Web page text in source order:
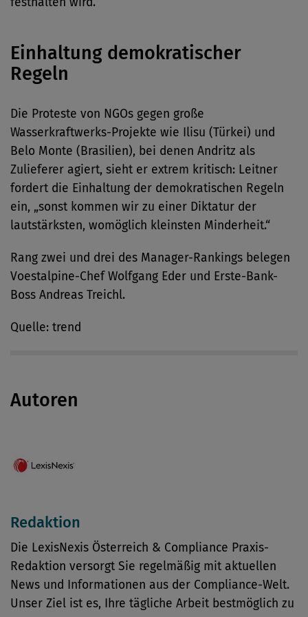
Einhaltung demokratischer
Regeln
Die Proteste von NGOs gegen große
Wasserkraftwerks-Projekte wie Ilisu (Türkei) und
Belo Monte (Brasilien), bei denen Andritz als
Zulieferer agiert, sieht er extrem kritisch: Leitner
fordert die Einhaltung der demokratischen Regeln
ein, „sonst kommen wir zu einer Diktatur der
lautstärksten, womöglich kleinsten Minderheit.“
Rang zwei und drei des Manager-Rankings belegen
Voestalpine-Chef Wolfgang Eder und Erste-Bank-
Boss Andreas Treichl.
Quelle: trend
Autoren
Redaktion
Die LexisNexis Österreich & Compliance Praxis-
Redaktion versorgt Sie regelmäßig mit aktuellen
News und Informationen aus der Compliance-Welt.
Unser Ziel ist es, Ihre tägliche Arbeit bestmöglich zu